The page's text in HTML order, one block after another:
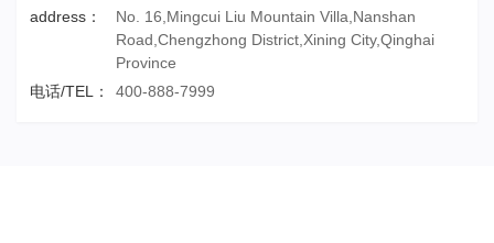
address：
No. 16,Mingcui Liu Mountain Villa,Nanshan
Road,Chengzhong District,Xining City,Qinghai
Province
电话/TEL：
400-888-7999